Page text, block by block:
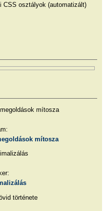
osztályok (automatizált)
mítosza